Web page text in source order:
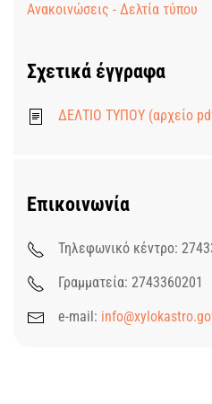
Ανακοινώσεις - Δελτία τύπου
Σχετικά έγγραφα
ΔΕΛΤΙΟ ΤΥΠΟΥ (αρχείο
Επικοινωνία
Τηλεφωνικό κέντρο:
Γραμματεία: 2743360201
e-mail: